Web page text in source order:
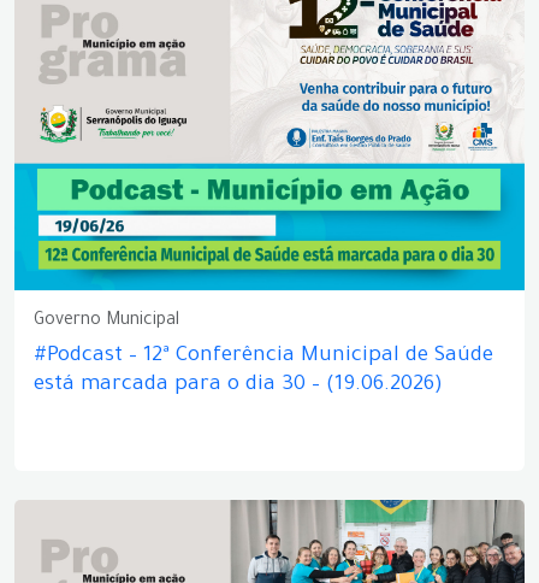
Governo Municipal
#Podcast – 12ª Conferência Municipal de Saúde
está marcada para o dia 30 – (19.06.2026)